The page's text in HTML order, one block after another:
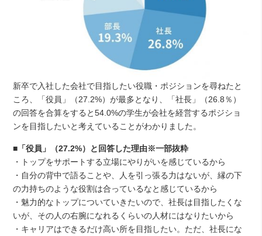
新卒で入社した会社で目指したい役職・ポジションを尋ねたと
ころ、「役員」（27.2%）が最多となり、「社長」（26.8％）
の回答を合算をすると54.0%の学生が会社を経営するポジショ
ンを目指したいと考えていることがわかりました。
■「役員」（27.2%）と回答した理由※一部抜粋
・トップをサポートする立場にやりがいを感じているから
・自分の背中で語ることや、人を引っ張る力はないが、縁の下
の力持ちのような役割は合っているなと感じているから
・魅力的なトップについていきたいので、社長は目指したくな
いが、その人の右腕になれるくらいの人材にはなりたいから
・キャリアはできるだけ高い所を目指したい。ただ、社長にな